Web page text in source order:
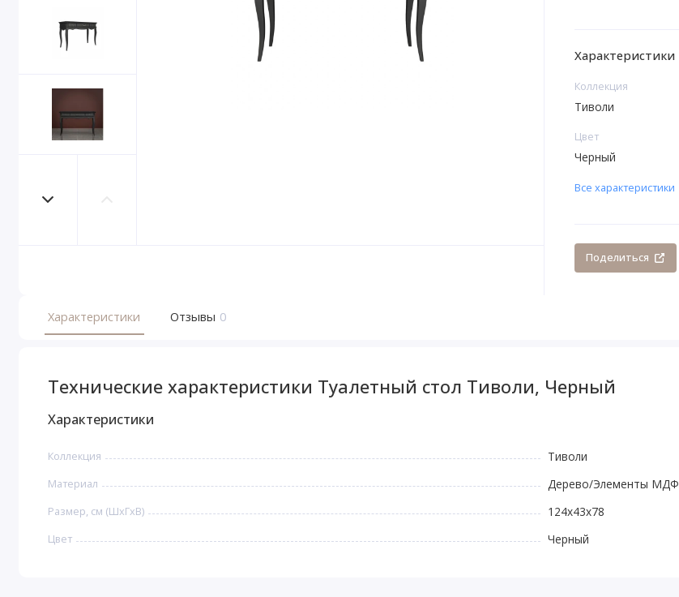
Характеристики
Коллекция
Тиволи
Цвет
Черный
Все характеристики
Поделиться
Характеристики Отзывы 0
Технические характеристики Туалетный стол Тиволи, Черный
Характеристики
Коллекция Тиволи
Материал Дерево/Элементы МДФ
Размер, см (ШхГхВ) 124x43x78
Цвет Черный